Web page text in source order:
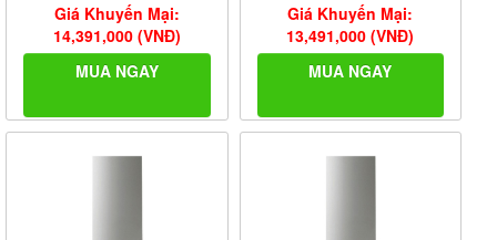
Giá Khuyến Mại:
14,391,000 (VNĐ)
MUA NGAY
Giá Khuyến Mại:
13,491,000 (VNĐ)
MUA NGAY